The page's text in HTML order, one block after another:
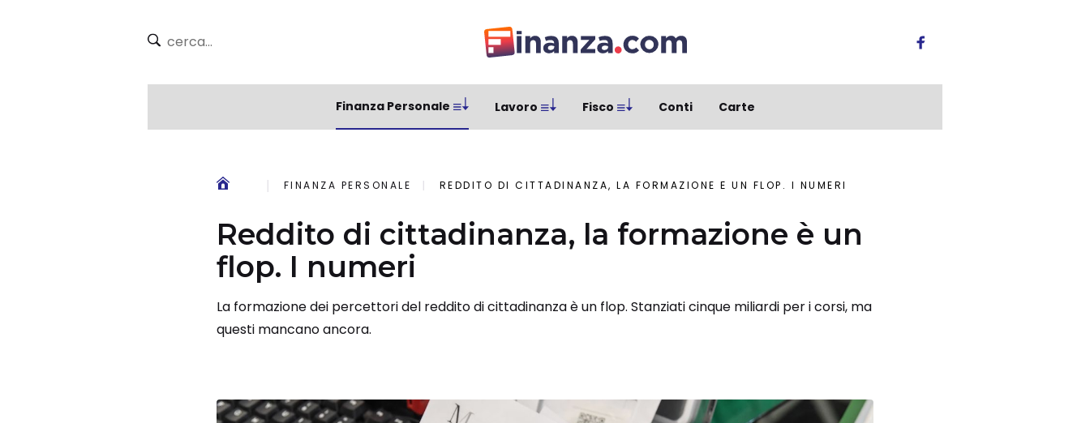
Finanza Personale Lavoro Fisco Conti Carte
FINANZA PERSONALE REDDITO DI CITTADINANZA, LA FORMAZIONE È UN FLOP. I NUMERI
Reddito di cittadinanza, la formazione è un
flop. I numeri
La formazione dei percettori del reddito di cittadinanza è un flop. Stanziati cinque miliardi per i corsi, ma
questi mancano ancora.